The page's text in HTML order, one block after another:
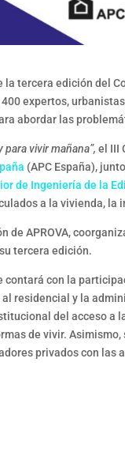
la tercera edición del
400 expertos,
abordar las
para vivir mañana”,el III
(APC España),
de Ingeniería de la
a la vivienda, la
de APROVA,
tercera edición.
contará con la
residencial y la
del acceso a
de vivir.
privados con las